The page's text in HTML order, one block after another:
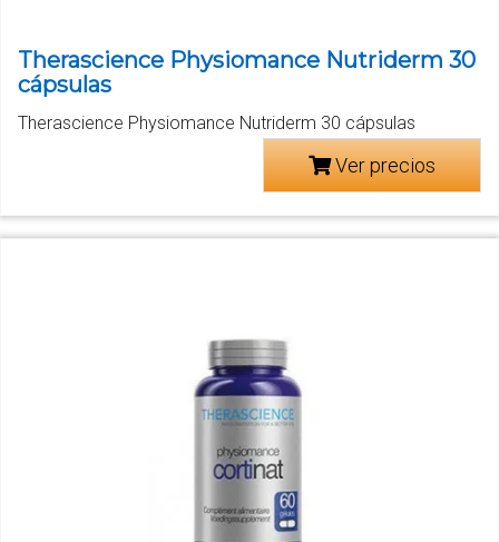
Therascience Physiomance Nutriderm 30
cápsulas
Therascience Physiomance Nutriderm 30 cápsulas
Ver precios